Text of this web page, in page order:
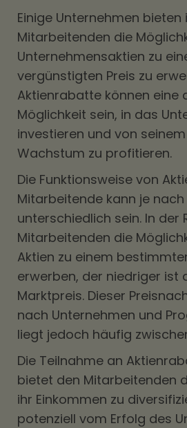
Einige Unternehmen bieten
Mitarbeitenden die
Unternehmensaktien zu
vergünstigten Preis zu
Aktienrabatte können eine
Möglichkeit sein, in das
investieren und von
Wachstum zu profitieren.
Die Funktionsweise von
Mitarbeitende kann je
unterschiedlich sein. In der
Mitarbeitenden die
Aktien zu einem
erwerben, der niedriger ist
Marktpreis. Dieser
nach Unternehmen und
liegt jedoch häufig
Die Teilnahme an
bietet den Mitarbeitenden
ihr Einkommen zu
potenziell vom Erfolg des